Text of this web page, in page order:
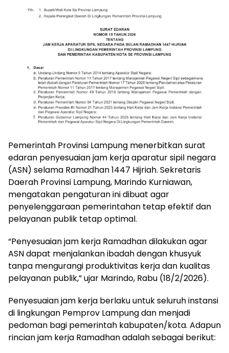
Pemerintah Provinsi Lampung menerbitkan surat
edaran penyesuaian jam kerja aparatur sipil negara
(ASN) selama Ramadhan 1447 Hijriah. Sekretaris
Daerah Provinsi Lampung, Marindo Kurniawan,
mengatakan pengaturan ini dibuat agar
penyelenggaraan pemerintahan tetap efektif dan
pelayanan publik tetap optimal.
“Penyesuaian jam kerja Ramadhan dilakukan agar
ASN dapat menjalankan ibadah dengan khusyuk
tanpa mengurangi produktivitas kerja dan kualitas
pelayanan publik,” ujar Marindo, Rabu (18/2/2026).
Penyesuaian jam kerja berlaku untuk seluruh instansi
di lingkungan Pemprov Lampung dan menjadi
pedoman bagi pemerintah kabupaten/kota. Adapun
rincian jam kerja Ramadhan adalah sebagai berikut: